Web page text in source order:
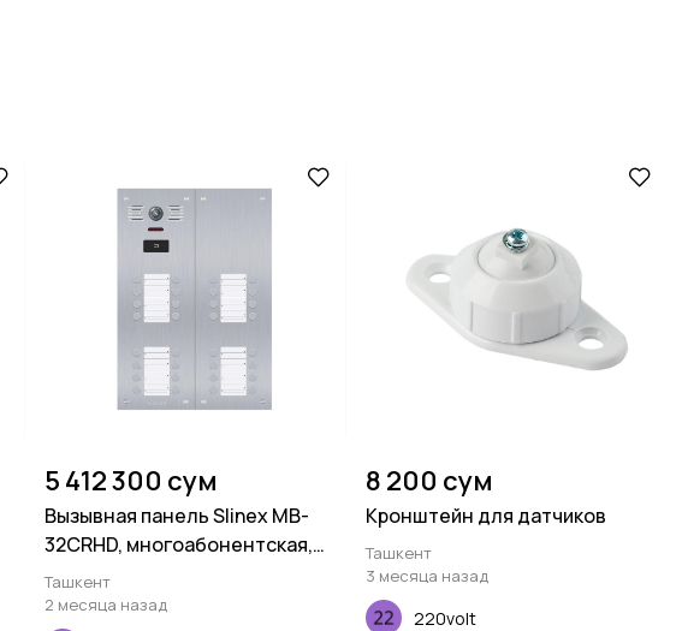
5 412 300 сум
Вызывная панель Slinex MB-
32CRHD, многоабонентская,
2MP, 140 градусов, серебристый
Ташкент
2 месяца назад
8 200 сум
Кронштейн для датчиков
Ташкент
3 месяца назад
220volt